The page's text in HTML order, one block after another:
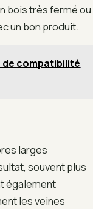
bois très fermé ou
un bon produit.
de compatibilité
larges
souvent plus
également
les veines